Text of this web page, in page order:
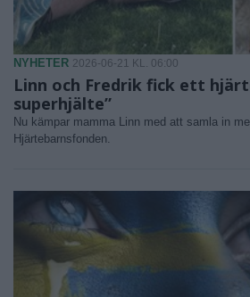
NYHETER 2026-06-21 KL. 06:00
Linn och Fredrik fick ett
superhjälte”
Nu kämpar mamma Linn med att samla in
Hjärtebarnsfonden.